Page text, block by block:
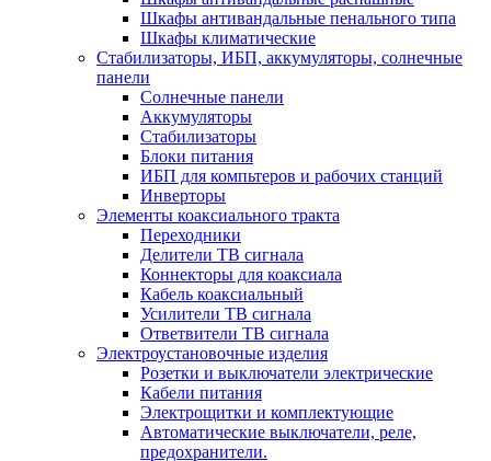
Шкафы антивандальные пенального типа
Шкафы климатические
Стабилизаторы, ИБП, аккумуляторы, солнечные
панели
Солнечные панели
Аккумуляторы
Стабилизаторы
Блоки питания
ИБП для компьтеров и рабочих станций
Инверторы
Элементы коаксиального тракта
Переходники
Делители ТВ сигнала
Коннекторы для коаксиала
Кабель коаксиальный
Усилители ТВ сигнала
Ответвители ТВ сигнала
Электроустановочные изделия
Розетки и выключатели электрические
Кабели питания
Электрощитки и комплектующие
Автоматические выключатели, реле,
предохранители.